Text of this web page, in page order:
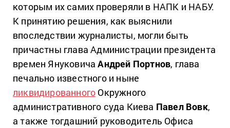
которым их самих проверяли в НАПК и НАБУ.
К принятию решения, как выяснили
впоследствии журналисты, могли быть
причастны глава Администрации президента
времен ЯнуковичаАндрей Портнов, глава
печально известного и ныне
ликвидированного Окружного
административного суда Киева Павел Вовк,
а также тогдашний руководитель Офиса